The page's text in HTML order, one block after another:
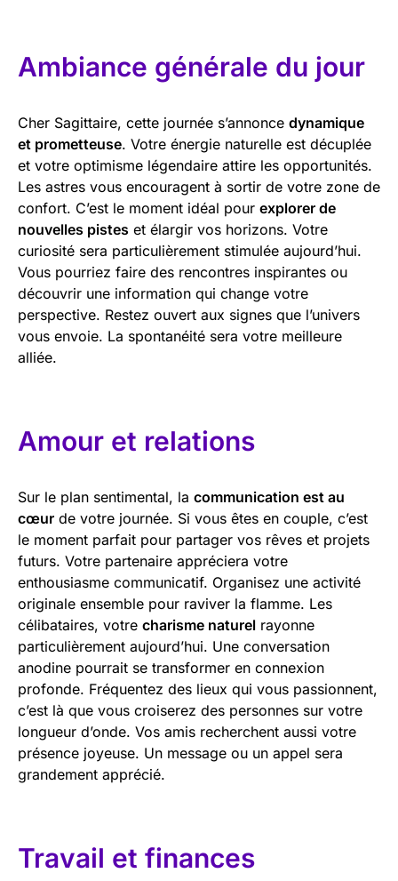
Ambiance générale du jour
Cher Sagittaire, cette journée s’annonce dynamique
et prometteuse. Votre énergie naturelle est décuplée
et votre optimisme légendaire attire les opportunités.
Les astres vous encouragent à sortir de votre zone de
confort. C’est le moment idéal pour explorer de
nouvelles pistes et élargir vos horizons. Votre
curiosité sera particulièrement stimulée aujourd’hui.
Vous pourriez faire des rencontres inspirantes ou
découvrir une information qui change votre
perspective. Restez ouvert aux signes que l’univers
vous envoie. La spontanéité sera votre meilleure
alliée.
Amour et relations
Sur le plan sentimental, la communication est au
cœur de votre journée. Si vous êtes en couple, c’est
le moment parfait pour partager vos rêves et projets
futurs. Votre partenaire appréciera votre
enthousiasme communicatif. Organisez une activité
originale ensemble pour raviver la flamme. Les
célibataires, votre charisme naturel rayonne
particulièrement aujourd’hui. Une conversation
anodine pourrait se transformer en connexion
profonde. Fréquentez des lieux qui vous passionnent,
c’est là que vous croiserez des personnes sur votre
longueur d’onde. Vos amis recherchent aussi votre
présence joyeuse. Un message ou un appel sera
grandement apprécié.
Travail et finances